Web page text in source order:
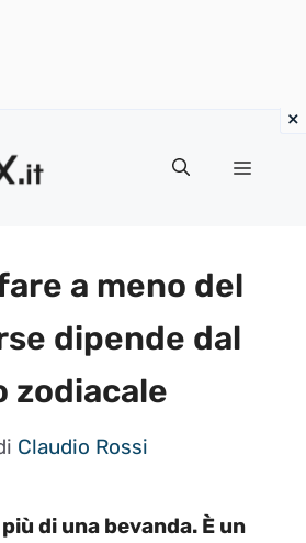
Menu
a meno del
dipende dal
zodiacale
Claudio Rossi
di una bevanda. È un